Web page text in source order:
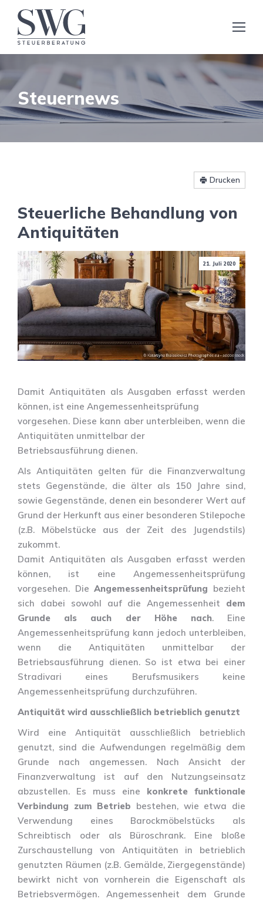
Steuernews
Drucken
Steuerliche Behandlung von
Antiquitäten
21. Juli 2020
Damit Antiquitäten als Ausgaben erfasst werden
können, ist eine Angemessenheitsprüfung
vorgesehen. Diese kann aber unterbleiben, wenn die
Antiquitäten unmittelbar der
Betriebsausführung dienen.
Als Antiquitäten gelten für die Finanzverwaltung
stets Gegenstände, die älter als 150 Jahre sind,
sowie Gegenstände, denen ein besonderer Wert auf
Grund der Herkunft aus einer besonderen Stilepoche
(z.B. Möbelstücke aus der Zeit des Jugendstils)
zukommt.
Damit Antiquitäten als Ausgaben erfasst werden
können, ist eine Angemessenheitsprüfung
vorgesehen. DieAngemessenheitsprüfung bezieht
sich dabei sowohl auf die Angemessenheit dem
Grunde als auch der Höhe nach. Eine
Angemessenheitsprüfung kann jedoch unterbleiben,
wenn die Antiquitäten unmittelbar der
Betriebsausführung dienen. So ist etwa bei einer
Stradivari eines Berufsmusikers keine
Angemessenheitsprüfung durchzuführen.
Antiquität wird ausschließlich betrieblich genutzt
Wird eine Antiquität ausschließlich betrieblich
genutzt, sind die Aufwendungen regelmäßig dem
Grunde nach angemessen. Nach Ansicht der
Finanzverwaltung ist auf den Nutzungseinsatz
abzustellen. Es muss eine konkrete funktionale
Verbindung zum Betrieb bestehen, wie etwa die
Verwendung eines Barockmöbelstücks als
Schreibtisch oder als Büroschrank. Eine bloße
Zurschaustellung von Antiquitäten in betrieblich
genutzten Räumen (z.B. Gemälde, Ziergegenstände)
bewirkt nicht von vornherein die Eigenschaft als
Betriebsvermögen. Angemessenheit dem Grunde